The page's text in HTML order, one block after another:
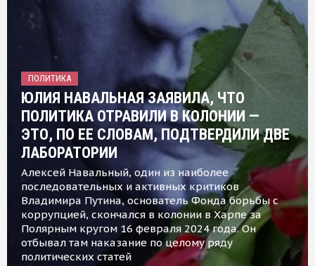
ПОЛИТИКА
ЮЛИЯ НАВАЛЬНАЯ ЗАЯВИЛА, ЧТО
ПОЛИТИКА ОТРАВИЛИ В КОЛОНИИ —
ЭТО, ПО ЕЕ СЛОВАМ, ПОДТВЕРДИЛИ ДВЕ
ЛАБОРАТОРИИ
Алексей Навальный, один из наиболее
последовательных и активных критиков
Владимира Путина, основатель Фонда борьбы с
коррупцией, скончался в колонии в Харпе за
Полярным кругом 16 февраля 2024 года. Он
отбывал там наказание по целому ряду
политических статей